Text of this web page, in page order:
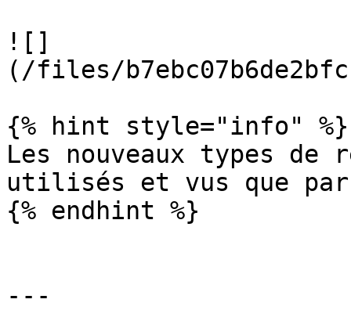
![]
(/files/
{% hint style="info" %}
Les nouveaux types de
utilisés et vus que
{% endhint %}
---